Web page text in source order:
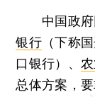
中国政府
银行 （下称
口银行）、
总体方案，